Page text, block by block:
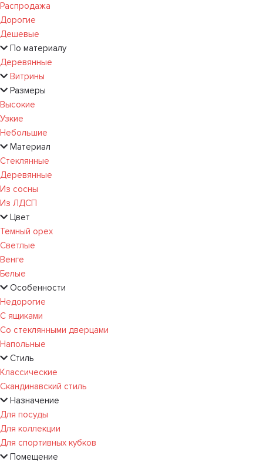
Распродажа
Дорогие
Дешевые
По материалу
Деревянные
Витрины
Размеры
Высокие
Узкие
Небольшие
Материал
Стеклянные
Деревянные
Из сосны
Из ЛДСП
Цвет
Темный орех
Светлые
Венге
Белые
Особенности
Недорогие
С ящиками
Со стеклянными дверцами
Напольные
Стиль
Классические
Скандинавский стиль
Назначение
Для посуды
Для коллекции
Для спортивных кубков
Помещение